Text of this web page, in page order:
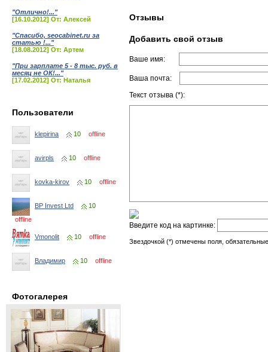
"Отлично!..."
[16.10.2012] От: Алексей
"Спасибо, seocabinet.ru за
статью !..."
[18.08.2012] От: Артем
"При зарплате 5 - 8 тыс. руб. в
месяц не ОК!..."
[17.02.2012] От: Наталья
Пользователи
klepirina 10 offline
avirpls 10 offline
kovka-kirov 10 offline
BP Invest Ltd
10
offline
Vmonolit 10 offline
Владимир 10 offline
Фотогалерея
Отзывы
Добавить свой отзыв
Ваше имя:
Ваша почта:
Текст отзыва (*):
Введите код на картинке:
Звездочкой (*) отмечены поля,